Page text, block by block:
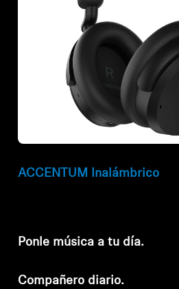
ACCENTUM Inalámbrico
Ponle música a tu día.
Compañero diario.